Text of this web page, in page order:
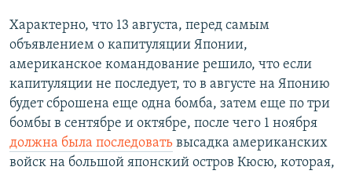
Характерно, что 13 августа, перед самым
объявлением о капитуляции Японии,
американское командование решило, что если
капитуляции не последует, то в августе на Японию
будет сброшена еще одна бомба, затем еще по три
бомбы в сентябре и октябре, после чего 1 ноября
должна была последовать высадка американских
войск на большой японский остров Кюсю, которая,